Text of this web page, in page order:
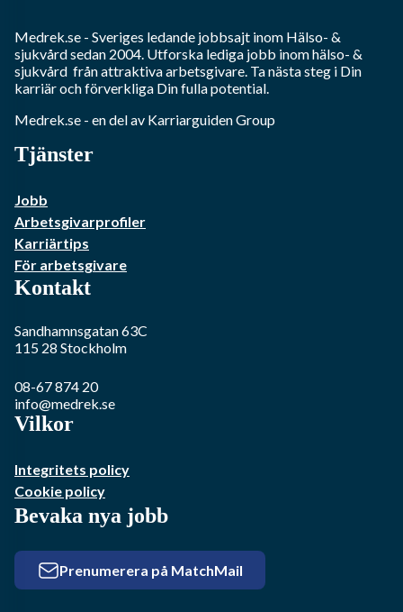
Medrek.se - Sveriges ledande jobbsajt inom Hälso- &
sjukvårdsedan 2004. Utforska lediga jobb inomhälso- &
sjukvård från attraktiva arbetsgivare. Ta nästa steg i Din
karriär och förverkliga Din fulla potential.
Medrek.se - en del av Karriarguiden Group
Tjänster
Jobb
Arbetsgivarprofiler
Karriärtips
För arbetsgivare
Kontakt
Sandhamnsgatan 63C
115 28 Stockholm
08-67 874 20
info@medrek.se
Vilkor
Integritets policy
Cookie policy
Bevaka nya jobb
Prenumerera på MatchMail